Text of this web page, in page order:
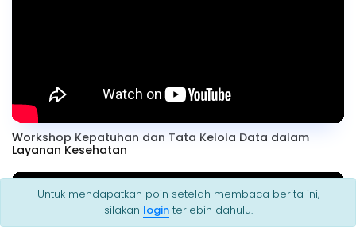
Workshop Kepatuhan dan Tata Kelola Data dalam
Layanan Kesehatan
Untuk mendapatkan poin setelah membaca berita ini,
silakan loginterlebih dahulu.